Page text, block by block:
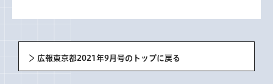
広報東京都2021年9月号のトップに戻る